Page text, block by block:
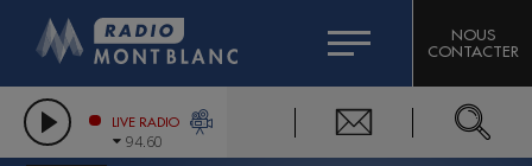
LES CHRONIQUES DE L'EXPERT
CITIZEN MACHINERY
GRAND MASSIF DOMAINES SKIABLES
COMPAGNIE DU MONT-BLANC
NOUS
CONTACTER
LIVE RADIO
94.60